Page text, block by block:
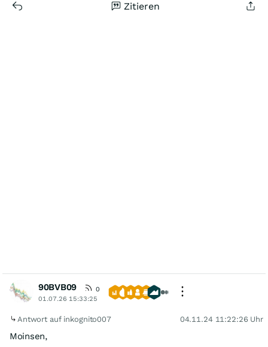
Zitieren
90BVB09
0
01.07.26 15:33:25
Antwort auf inkognito007 04.11.24 11:22:26 Uhr
Moinsen,